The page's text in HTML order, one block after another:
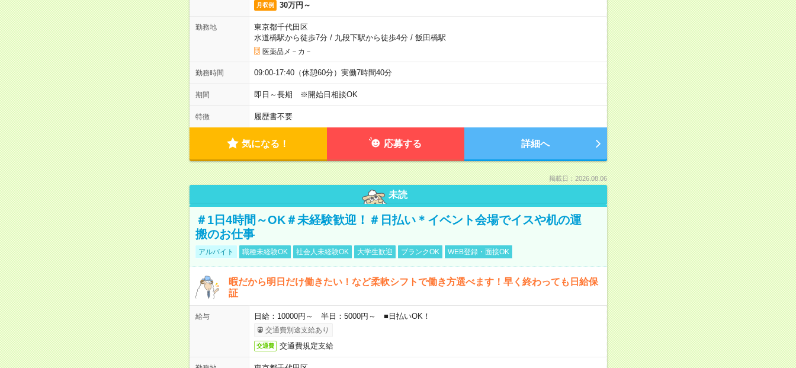
月収例 30万円～
勤務地
東京都千代田区
水道橋駅から徒歩7分/ 九段下駅から徒歩4分/ 飯田橋駅
医薬品メ－カ－
勤務時間 09:00-17:40（休憩60分）実働7時間40分
期間 即日～長期 ※開始日相談OK
特徴 履歴書不要
気になる！ 応募する 詳細へ
掲載日：2026.08.06
未読
＃1日4時間～OK＃未経験歓迎！＃日払い＊イベント会場でイスや机の運
搬のお仕事
アルバイト 職種未経験OK 社会人未経験OK 大学生歓迎 ブランクOK WEB登録・面接OK
暇だから明日だけ働きたい！など柔軟シフトで働き方選べます！早く終わっても日給保
証
給与 日給：10000円～ 半日：5000円～ ■日払いOK！
交通費別途支給あり
交通費 交通費規定支給